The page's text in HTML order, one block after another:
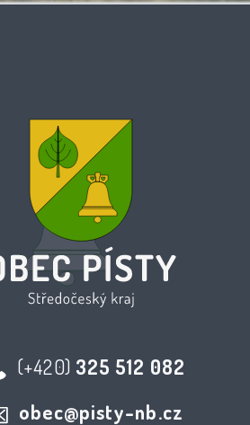
(+420) 325 512 082
obec@pisty-nb.cz